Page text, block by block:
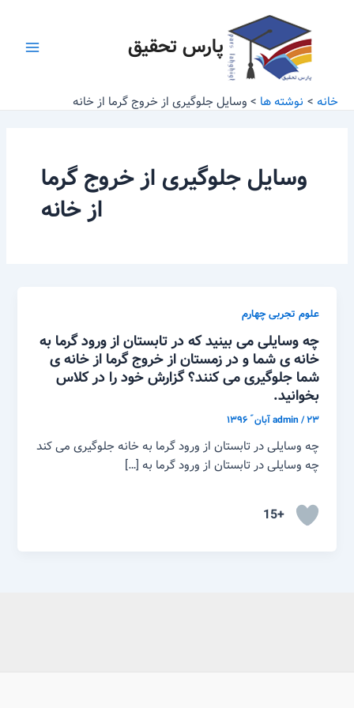
پارس تحقیق
خانه نوشته ها وسایل جلوگیری از خروج گرما از خانه
وسایل جلوگیری از خروج گرما
از خانه
علوم تجربی چهارم
چه وسایلی می بینید که در تابستان از ورود گرما به
خانه ی شما و در زمستان از خروج گرما از خانه ی
شما جلوگیری می کنند؟ گزارش خود را در کلاس
بخوانید.
admin/۲۳ آبان ّ ۱۳۹۶
چه وسایلی در تابستان از ورود گرما به خانه جلوگیری می کند
چه وسایلی در تابستان از ورود گرما به […]
+15